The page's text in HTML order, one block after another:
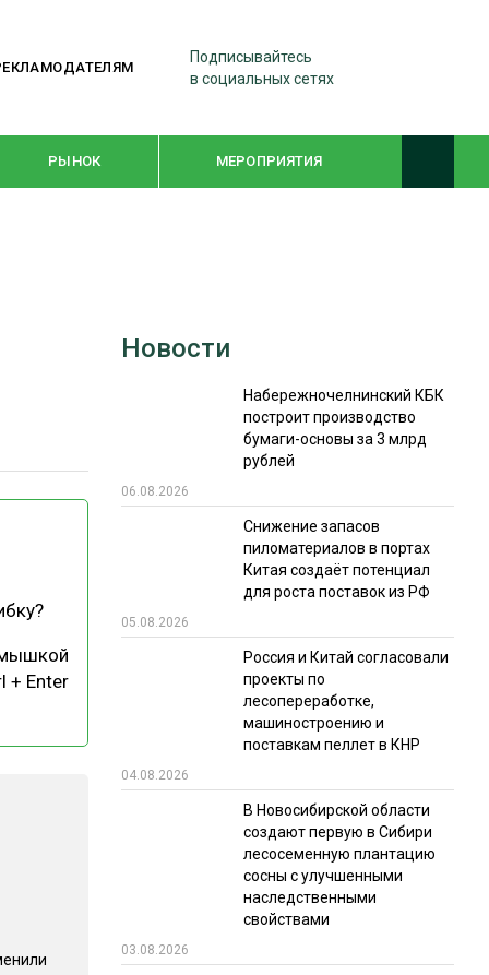
Подписывайтесь
в социальных сетях
РЫНОК МЕРОПРИЯТИЯ
WOODEX-2021
СУШКА ДРЕВЕСИНЫ
ИТОГИ МЕРОПРИЯТИЙ
+ Enter
Новости
Набережночелнинский КБК
построит производство
бумаги-основы за 3 млрд
рублей
06.08.2026
Снижение запасов
пиломатериалов в портах
Китая создаёт потенциал
для роста поставок из РФ
05.08.2026
Россия и Китай согласовали
проекты по
лесопереработке,
машиностроению и
поставкам пеллет в КНР
04.08.2026
В Новосибирской области
создают первую в Сибири
лесосеменную плантацию
сосны с улучшенными
наследственными
свойствами
03.08.2026